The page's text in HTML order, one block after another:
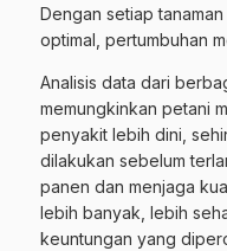
Dengan setiap
optimal, pertumbuhan
Analisis data dari
memungkinkan petani
penyakit lebih dini,
dilakukan sebelum
panen dan menjaga
lebih banyak, lebih
keuntungan yang